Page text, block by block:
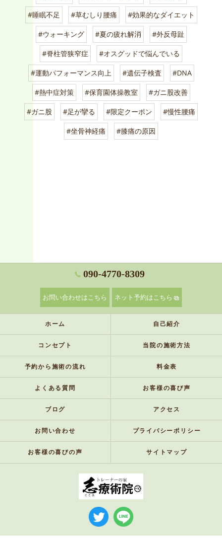
#睡眠不足 #草むしり腰痛 #効果的なダイエット
#ウォーキング #夏の疲れ解消 #外反母趾
#脊柱管狭窄症 #オスグッドで悩んでいる
#運動パフォーマンス向上 #遺伝子検査 #DNA
#熱中症対策 #保育園体操教室 #ガニ股改善
#ガニ股 #足が攣る #限定クーポン #慢性腰痛
#坐骨神経痛 #膝痛の原因
090-4770-8309
お問い合わせはこちら ネット予約はこちら
ホーム 自己紹介
コンセプト 当院の施術方法
予約から施術の流れ 料金表
よくある質問 お客様の喜び声
ブログ アクセス
お問い合わせ プライバシーポリシー
お客様の喜びの声 サイトマップ